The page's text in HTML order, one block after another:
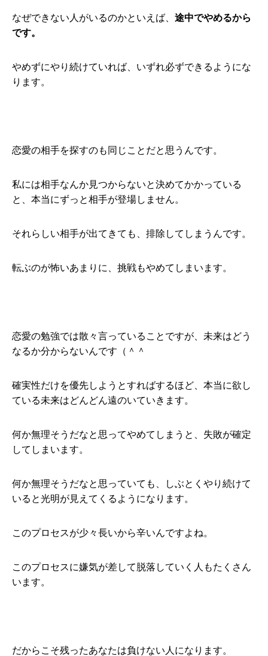
なぜできない人がいるのかといえば、 途中でやめるから
です。
やめずにやり続けていれば、いずれ必ずできるようにな
ります。
恋愛の相手を探すのも同じことだと思うんです。
私には相手なんか見つからないと決めてかかっている
と、本当にずっと相手が登場しません。
それらしい相手が出てきても、排除してしまうんです。
転ぶのが怖いあまりに、挑戦もやめてしまいます。
恋愛の勉強では散々言っていることですが、未来はどう
なるか分からないんです（＾＾
確実性だけを優先しようとすればするほど、本当に欲し
ている未来はどんどん遠のいていきます。
何か無理そうだなと思ってやめてしまうと、失敗が確定
してしまいます。
何か無理そうだなと思っていても、しぶとくやり続けて
いると光明が見えてくるようになります。
このプロセスが少々長いから辛いんですよね。
このプロセスに嫌気が差して脱落していく人もたくさん
います。
だからこそ残ったあなたは負けない人になります。